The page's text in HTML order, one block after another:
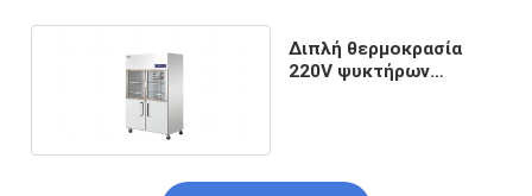
Διπλή θερμοκρασία
220V ψυκτήρων